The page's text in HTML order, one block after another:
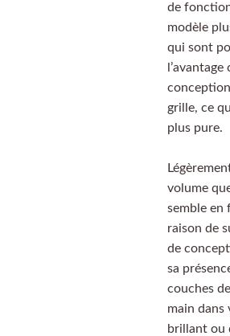
de
modèle
qui sont
grille, ce
plus pure.
volume
semble en
raison de
de
sa
couches
main dans
brillant ou